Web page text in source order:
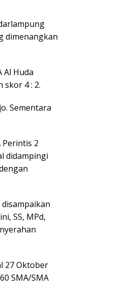
dimenangkan
Al Huda
skor 4 : 2.
Sementara
2
didampingi
SS, MPd,
27 Oktober
SMA/SMA